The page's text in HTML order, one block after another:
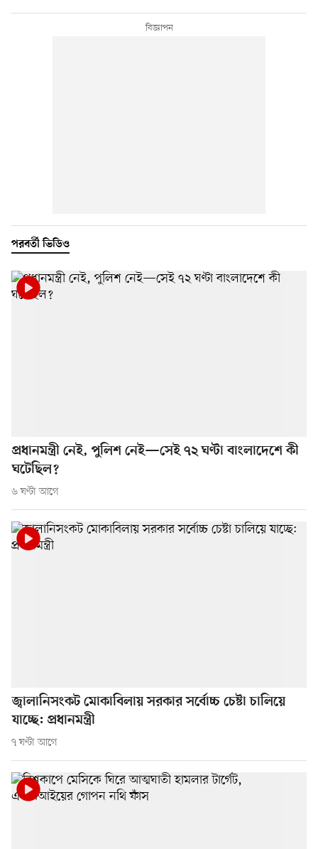
পরবর্তী ভিডিও
প্রধানমন্ত্রী নেই, পুলিশ নেই—সেই ৭২ ঘণ্টা বাংলাদেশে কী
ঘটেছিল?
৬ ঘণ্টা আগে
জ্বালানিসংকট মোকাবিলায় সরকার সর্বোচ্চ চেষ্টা চালিয়ে
যাচ্ছে: প্রধানমন্ত্রী
৭ ঘণ্টা আগে